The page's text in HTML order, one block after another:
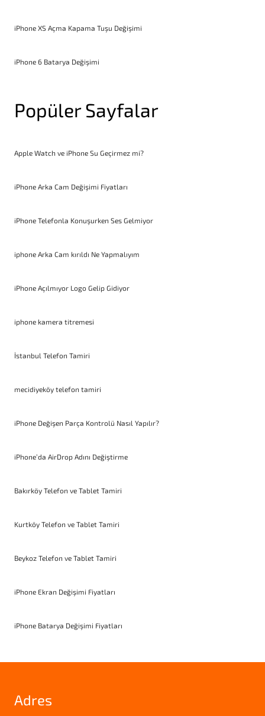
iPhone XS Açma Kapama Tuşu Değişimi
iPhone 6 Batarya Değişimi
Popüler Sayfalar
Apple Watch ve iPhone Su Geçirmez mi?
iPhone Arka Cam Değişimi Fiyatları
iPhone Telefonla Konuşurken Ses Gelmiyor
iphone Arka Cam kırıldı Ne Yapmalıyım
iPhone Açılmıyor Logo Gelip Gidiyor
iphone kamera titremesi
İstanbul Telefon Tamiri
mecidiyeköy telefon tamiri
iPhone Değişen Parça Kontrolü Nasıl Yapılır?
iPhone’da AirDrop Adını Değiştirme
Bakırköy Telefon ve Tablet Tamiri
Kurtköy Telefon ve Tablet Tamiri
Beykoz Telefon ve Tablet Tamiri
iPhone Ekran Değişimi Fiyatları
iPhone Batarya Değişimi Fiyatları
Adres